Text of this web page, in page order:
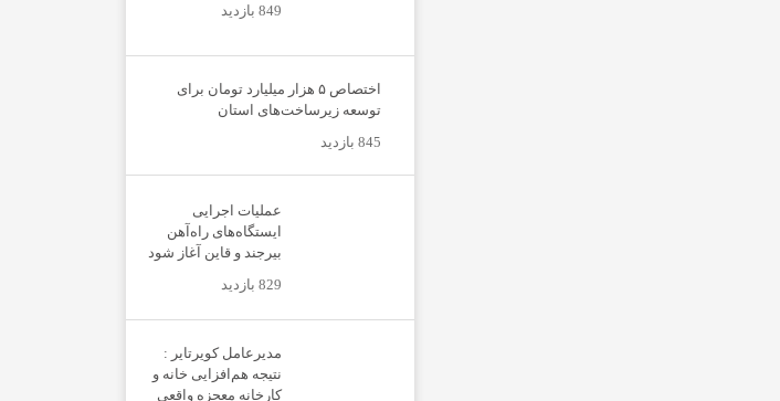
849 بازدید
اختصاص ۵ هزار میلیارد تومان برای
توسعه زیرساخت‌های استان
845 بازدید
عملیات اجرایی
ایستگاه‌های راه‌آهن
بیرجند و قاین آغاز شود
829 بازدید
مدیرعامل کویرتایر :
نتیجه هم‌افزایی خانه و
کارخانه معجزه واقعی